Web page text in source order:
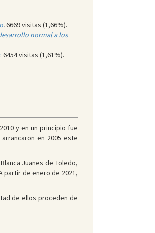
.6669 visitas (1,66%).
normal a los
. 6454 visitas (1,61%).
y en un principio fue
en 2005 este
Juanes de Toledo,
partir de enero de 2021,
de ellos proceden de